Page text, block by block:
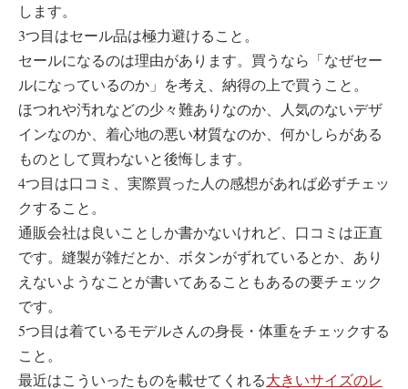
します。
3つ目はセール品は極力避けること。
セールになるのは理由があります。買うなら「なぜセー
ルになっているのか」を考え、納得の上で買うこと。
ほつれや汚れなどの少々難ありなのか、人気のないデザ
インなのか、着心地の悪い材質なのか、何かしらがある
ものとして買わないと後悔します。
4つ目は口コミ、実際買った人の感想があれば必ずチェッ
クすること。
通販会社は良いことしか書かないけれど、口コミは正直
です。縫製が雑だとか、ボタンがずれているとか、あり
えないようなことが書いてあることもあるの要チェック
です。
5つ目は着ているモデルさんの身長・体重をチェックする
こと。
最近はこういったものを載せてくれる大きいサイズのレ